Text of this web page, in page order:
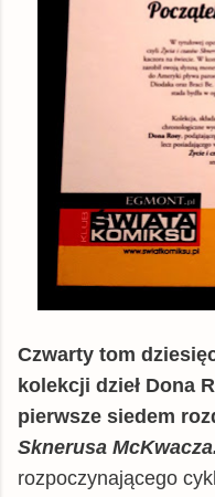
Czwarty tom
kolekcji dzieł Dona
pierwsze siedem
Sknerusa
rozpoczynającego cykl